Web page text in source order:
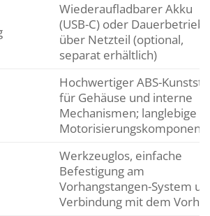
Wiederaufladbarer Akku
(USB-C) oder Dauerbetrieb
über Netzteil (optional,
separat erhältlich)
Hochwertiger ABS-
für Gehäuse und interne
Mechanismen; langlebige
Werkzeuglos, einfache
Befestigung am
Vorhangstangen-System
Verbindung mit dem